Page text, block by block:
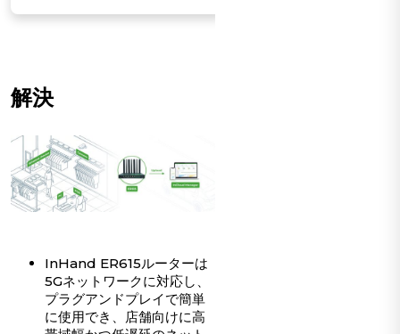
解決
InHand ER615ルーターは
5Gネットワークに対応し、
プラグアンドプレイで簡単
に使用でき、店舗向けに高